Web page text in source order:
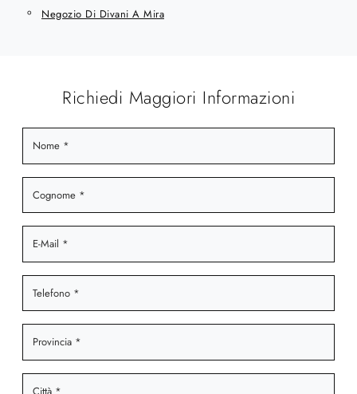
Negozio Di Divani A Mira
Richiedi Maggiori Informazioni